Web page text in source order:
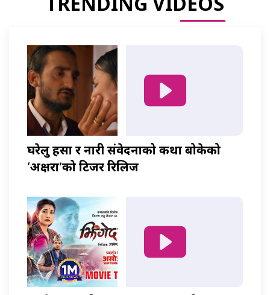
घरेलु हिंसा र नारी संवेदनाको कथा बोकेको
‘अक्षरा’को टिजर रिलिज